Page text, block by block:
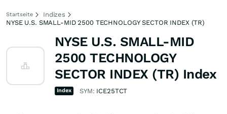
Startseite
Indizes
NYSE U.S. SMALL-MID 2500 TECHNOLOGY SECTOR INDEX (TR)
NYSE U.S. SMALL-MID
2500 TECHNOLOGY
SECTOR INDEX (TR) Index
Index SYM: ICE25TCT